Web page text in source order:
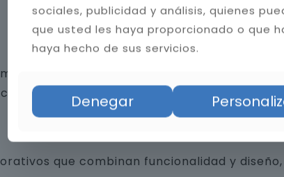
y durabilidad del baño.
Aplicamos juntas resistentes a la
que combinan funcionalidad y
sociales, publicidad y análisis, quienes
que usted les haya proporcionado o que
haya hecho de sus servicios.
Denegar